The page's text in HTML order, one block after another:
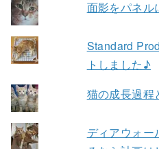
面影をパネル
Standard
トしました♪
猫の成長過程
ディアウォー